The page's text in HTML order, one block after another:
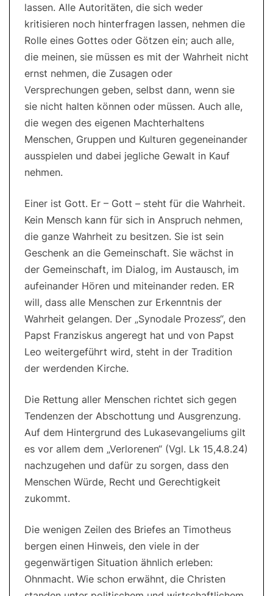
lassen. Alle Autoritäten, die sich weder
kritisieren noch hinterfragen lassen, nehmen die
Rolle eines Gottes oder Götzen ein; auch alle,
die meinen, sie müssen es mit der Wahrheit nicht
ernst nehmen, die Zusagen oder
Versprechungen geben, selbst dann, wenn sie
sie nicht halten können oder müssen. Auch alle,
die wegen des eigenen Machterhaltens
Menschen, Gruppen und Kulturen gegeneinander
ausspielen und dabei jegliche Gewalt in Kauf
nehmen.
Einer ist Gott. Er – Gott – steht für die Wahrheit.
Kein Mensch kann für sich in Anspruch nehmen,
die ganze Wahrheit zu besitzen. Sie ist sein
Geschenk an die Gemeinschaft. Sie wächst in
der Gemeinschaft, im Dialog, im Austausch, im
aufeinander Hören und miteinander reden. ER
will, dass alle Menschen zur Erkenntnis der
Wahrheit gelangen. Der „Synodale Prozess“, den
Papst Franziskus angeregt hat und von Papst
Leo weitergeführt wird, steht in der Tradition
der werdenden Kirche.
Die Rettung aller Menschen richtet sich gegen
Tendenzen der Abschottung und Ausgrenzung.
Auf dem Hintergrund des Lukasevangeliums gilt
es vor allem dem „Verlorenen“ (Vgl. Lk 15,4.8.24)
nachzugehen und dafür zu sorgen, dass den
Menschen Würde, Recht und Gerechtigkeit
zukommt.
Die wenigen Zeilen des Briefes an Timotheus
bergen einen Hinweis, den viele in der
gegenwärtigen Situation ähnlich erleben:
Ohnmacht. Wie schon erwähnt, die Christen